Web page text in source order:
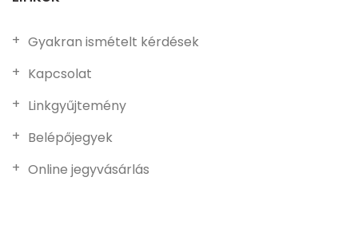
Gyakran ismételt kérdések
Kapcsolat
Linkgyűjtemény
Belépőjegyek
Online jegyvásárlás